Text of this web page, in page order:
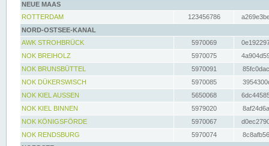
NEUE MAAS
ROTTERDAM
123456786
NORD-OSTSEE-KANAL
AWK STROHBRÜCK
5970069
NOK BREIHOLZ
5970075
NOK BRUNSBÜTTEL
5970091
NOK DÜKERSWISCH
5970085
NOK KIEL AUSSEN
5650068
NOK KIEL BINNEN
5979020
NOK KÖNIGSFÖRDE
5970067
NOK RENDSBURG
5970074